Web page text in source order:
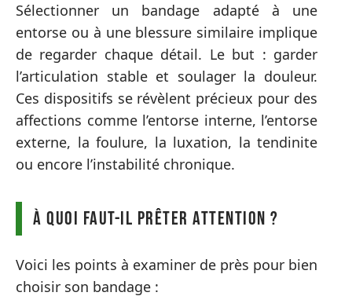
Sélectionner un bandage adapté à une
entorse ou à une blessure similaire implique
de regarder chaque détail. Le but : garder
l’articulation stable et soulager la douleur.
Ces dispositifs se révèlent précieux pour des
affections comme l’entorse interne, l’entorse
externe, la foulure, la luxation, la tendinite
ou encore l’instabilité chronique.
À quoi faut-il prêter attention ?
Voici les points à examiner de près pour bien
choisir son bandage :